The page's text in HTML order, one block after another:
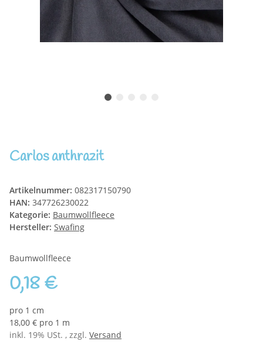
Carlos anthrazit
Artikelnummer: 082317150790
HAN: 347726230022
Kategorie: Baumwollfleece
Hersteller: Swafing
Baumwollfleece
0,18 €
pro 1 cm
18,00 € pro 1 m
inkl. 19% USt. , zzgl. Versand